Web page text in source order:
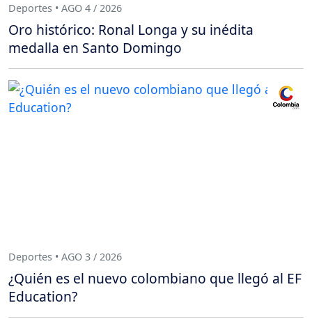
Deportes • AGO 4 / 2026
Oro histórico: Ronal Longa y su inédita
medalla en Santo Domingo
Deportes • AGO 3 / 2026
¿Quién es el nuevo colombiano que llegó al EF
Education?